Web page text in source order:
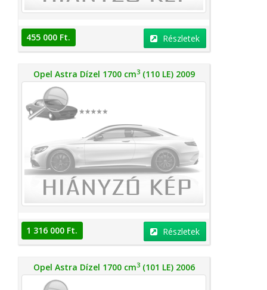
455 000 Ft. Részletek
Opel Astra Dízel 1700 cm3(110 LE) 2009
1 316 000 Ft. Részletek
Opel Astra Dízel 1700 cm3(101 LE) 2006